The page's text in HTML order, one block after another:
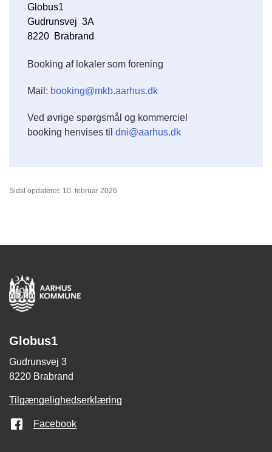
Globus1
Gudrunsvej 3A
8220 Brabrand
Booking af lokaler som forening
Mail: booking@mkb.aarhus.dk
Ved øvrige spørgsmål og kommerciel
booking henvises til dni@aarhus.dk
Sidst opdateret: 10. februar 2026
Globus1
Gudrunsvej 3
8220 Brabrand
Tilgængelighedserklæring
Facebook